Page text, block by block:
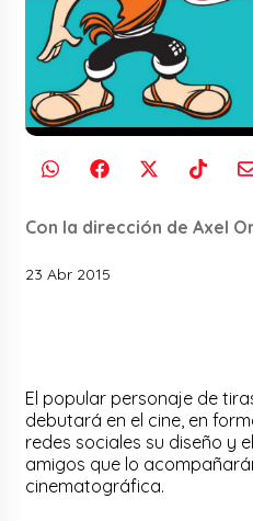
Con la dirección de Axel
23 Abr 2015
El popular personaje de
debutará en el cine, en
redes sociales su diseño y
amigos que lo
cinematográfica.